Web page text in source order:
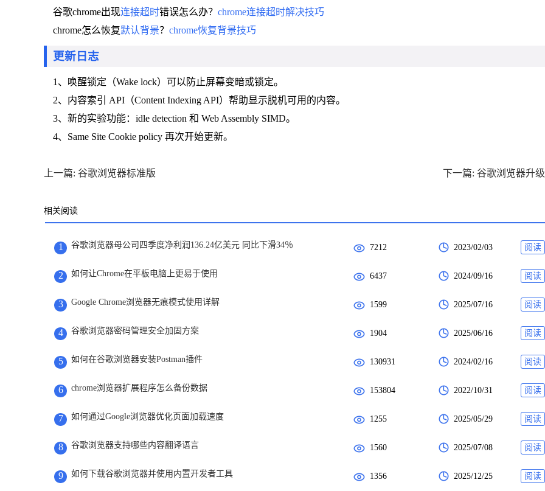
谷歌chrome出现连接超时错误怎么办？ chrome连接超时解决技巧
chrome怎么恢复默认背景？ chrome恢复背景技巧
更新日志
1、唤醒锁定（Wake lock）可以防止屏幕变暗或锁定。
2、内容索引 API（Content Indexing API）帮助显示脱机可用的内容。
3、新的实验功能：idle detection 和 Web Assembly SIMD。
4、Same Site Cookie policy 再次开始更新。
上一篇: 谷歌浏览器标准版 下一篇: 谷歌浏览器升
相关阅读
1 谷歌浏览器母公司四季度净利润136.24亿美元 同比下滑34％ 7212 2023/02/03 阅读
2 如何让Chrome在平板电脑上更易于使用 6437 2024/09/16 阅读
3 Google Chrome浏览器无痕模式使用详解 1599 2025/07/16 阅读
4 谷歌浏览器密码管理安全加固方案 1904 2025/06/16 阅读
5 如何在谷歌浏览器安装Postman插件 130931 2024/02/16 阅读
6 chrome浏览器扩展程序怎么备份数据 153804 2022/10/31 阅读
7 如何通过Google浏览器优化页面加载速度 1255 2025/05/29 阅读
8 谷歌浏览器支持哪些内容翻译语言 1560 2025/07/08 阅读
9 如何下载谷歌浏览器并使用内置开发者工具 1356 2025/12/25 阅读